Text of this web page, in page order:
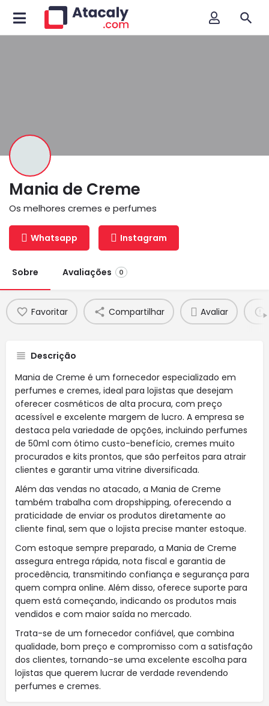
Mania de Creme
Os melhores cremes e perfumes
Whatsapp Instagram
Sobre Avaliações 0
Favoritar Compartilhar Avaliar
Descrição
Mania de Creme é um fornecedor especializado em
perfumes e cremes, ideal para lojistas que desejam
oferecer cosméticos de alta procura, com preço
acessível e excelente margem de lucro. A empresa se
destaca pela variedade de opções, incluindo perfumes
de 50ml com ótimo custo-benefício, cremes muito
procurados e kits prontos, que são perfeitos para atrair
clientes e garantir uma vitrine diversificada.
Além das vendas no atacado, a Mania de Creme
também trabalha com dropshipping, oferecendo a
praticidade de enviar os produtos diretamente ao
cliente final, sem que o lojista precise manter estoque.
Com estoque sempre preparado, a Mania de Creme
assegura entrega rápida, nota fiscal e garantia de
procedência, transmitindo confiança e segurança para
quem compra online. Além disso, oferece suporte para
quem está começando, indicando os produtos mais
vendidos e com maior saída no mercado.
Trata-se de um fornecedor confiável, que combina
qualidade, bom preço e compromisso com a satisfação
dos clientes, tornando-se uma excelente escolha para
lojistas que querem lucrar de verdade revendendo
perfumes e cremes.